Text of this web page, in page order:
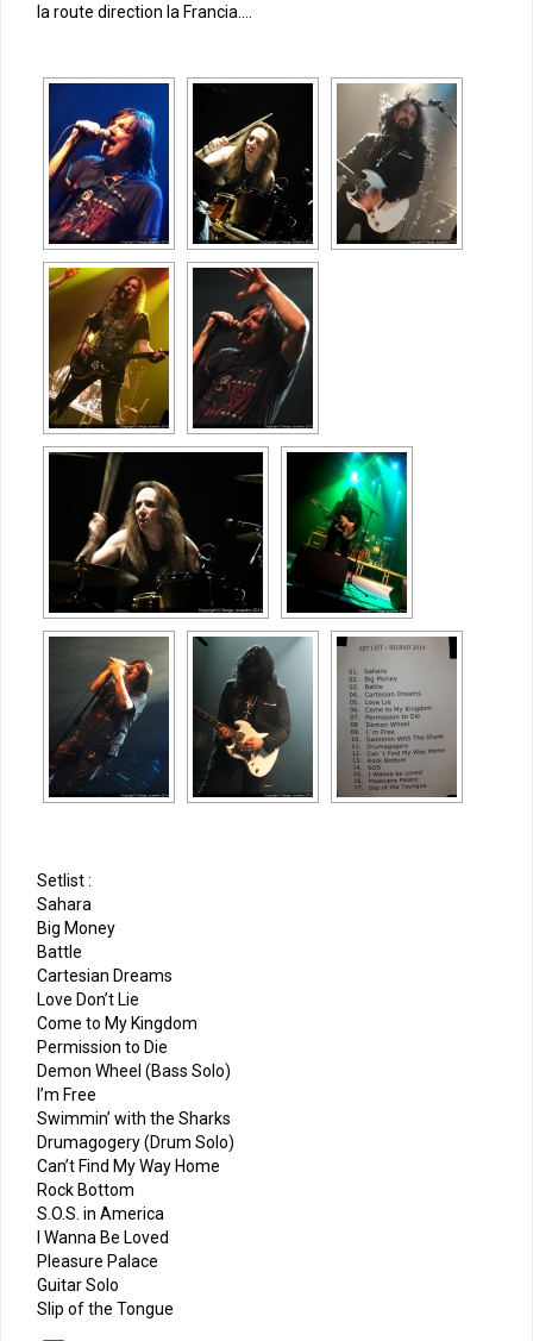
la route direction la Francia….
Setlist :
Sahara
Big Money
Battle
Cartesian Dreams
Love Don’t Lie
Come to My Kingdom
Permission to Die
Demon Wheel (Bass Solo)
I’m Free
Swimmin’ with the Sharks
Drumagogery (Drum Solo)
Can’t Find My Way Home
Rock Bottom
S.O.S. in America
I Wanna Be Loved
Pleasure Palace
Guitar Solo
Slip of the Tongue